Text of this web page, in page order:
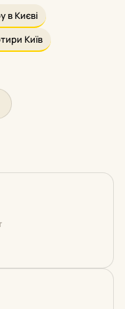
в Києві
Київ